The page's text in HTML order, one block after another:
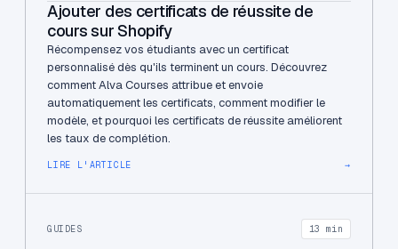
Ajouter des certificats de réussite de
cours sur Shopify
Récompensez vos étudiants avec un certificat
personnalisé dès qu'ils terminent un cours. Découvrez
comment Alva Courses attribue et envoie
automatiquement les certificats, comment modifier le
modèle, et pourquoi les certificats de réussite améliorent
les taux de complétion.
LIRE L'ARTICLE →
GUIDES 13 min